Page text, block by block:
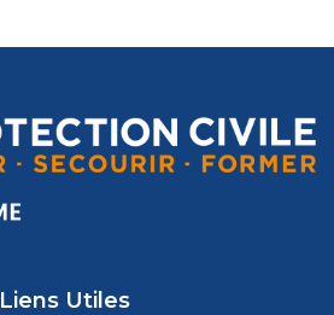
Liens Utiles